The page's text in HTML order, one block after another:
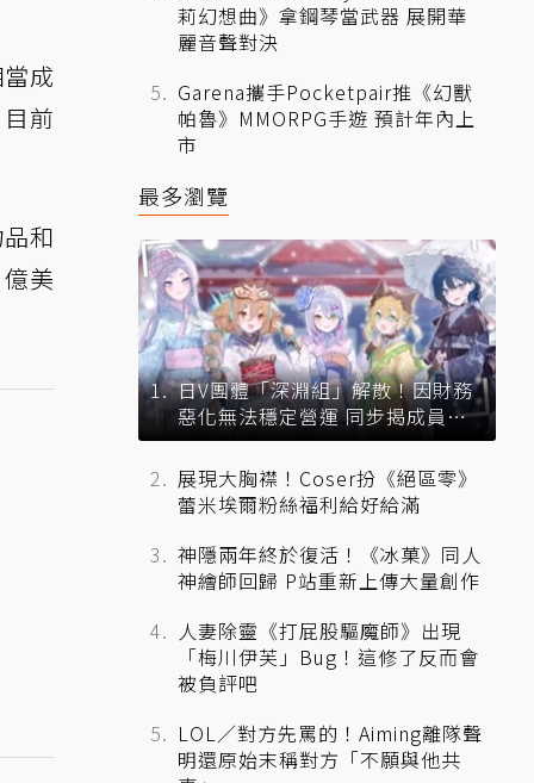
成
前
和
美
莉幻想曲》拿鋼琴當武器 展開華
麗音聲對決
Garena攜手Pocketpair推《幻獸
帕魯》MMORPG手遊 預計年內上
市
最多瀏覽
日V團體「深淵組」解散！因財務
惡化無法穩定營運 同步揭成員未
來去向
展現大胸襟！Coser扮《絕區零》
蕾米埃爾粉絲福利給好給滿
神隱兩年終於復活！《冰菓》同人
神繪師回歸 P站重新上傳大量創作
人妻除靈《打屁股驅魔師》出現
「梅川伊芙」Bug！這修了反而會
被負評吧
LOL／對方先罵的！Aiming離隊聲
明還原始末稱對方「不願與他共